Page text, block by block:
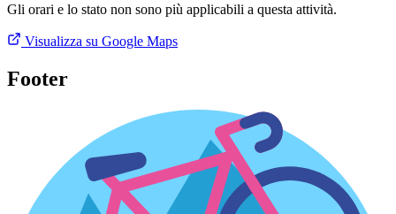
Gli orari e lo stato non sono più applicabili a questa attività.
Visualizza su Google Maps
Footer